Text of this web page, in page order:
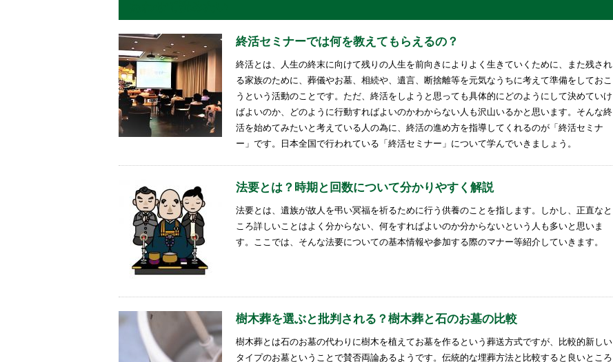
終活セミナーでは何を教えてもらえるの？
終活とは、人生の終末に向けて残りの人生を前向きによりよく生きていくために、また残され
る家族のために、葬儀やお墓、相続や、遺言、断捨離等を元気なうちに考えて準備をしておこ
うという活動のことです。ただ、終活をしようと思っても具体的にどのようにして決めていけ
ばよいのか、どのように行動すればよいのかわからない人も沢山いるかと思います。そんな終
活を始めてみたいと考えている人の為に、終活の進め方を指導してくれるのが「終活セミナ
ー」です。日本全国で行われている「終活セミナー」について学んでいきましょう。
法要とは？時期と回数について分かりやすく解説
法要とは、遺族が故人を弔い冥福を祈るために行う供養のことを指します。しかし、正直なと
ころ詳しいことはよく分からない、何をすればよいのか分からないという人も多いと思いま
す。ここでは、そんな法要についての基本情報や参加する際のマナー等紹介していきます。
樹木葬を選ぶと批判される？樹木葬と石のお墓の比較
樹木葬とは石のお墓の代わりに樹木を植えてお墓を作るという葬送方式ですが、比較的新しい
タイプのお墓ということで賛否両論あるようです。伝統的な埋葬方法と比較すると良いところ